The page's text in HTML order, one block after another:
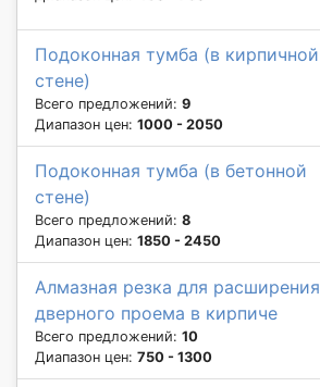
Подоконная тумба (в кирпичной
стене)
Всего предложений: 9
Диапазон цен: 1000 - 2050
Подоконная тумба (в бетонной
стене)
Всего предложений: 8
Диапазон цен: 1850 - 2450
Алмазная резка для расширения
дверного проема в кирпиче
Всего предложений: 10
Диапазон цен: 750 - 1300